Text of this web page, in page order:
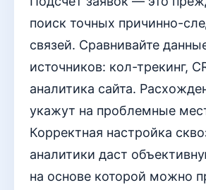
поиск точных причинно-
связей. Сравнивайте
источников: кол-трекинг,
аналитика сайта.
укажут на проблемные
Корректная настройка
аналитики даст
на основе которой можно